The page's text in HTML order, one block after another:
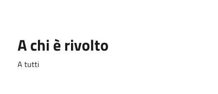
A chi è rivolto
A tutti